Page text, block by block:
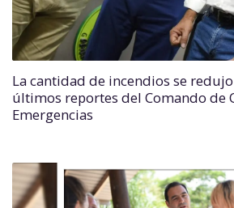
La cantidad de incendios se
últimos reportes del Comando de
Emergencias